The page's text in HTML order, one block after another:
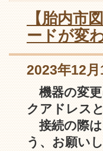
【胎内市
ードが変
2023年12月
機器の変
クアドレス
接続の際は
う、お願いし